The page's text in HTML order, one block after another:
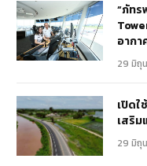
“ภัทร
อากา
29 มิถุ
เปิด
เสริ
29 มิถุ